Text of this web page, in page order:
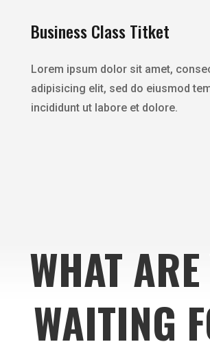
Business Class Titket
Lorem ipsum dolor sit amet,
adipisicing elit, sed do eiusmod
incididunt ut labore et dolore.
WHAT
WAITING